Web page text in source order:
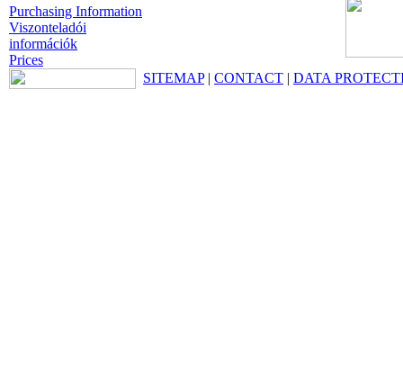
Purchasing Information
Viszonteladói
információk
Prices
SITEMAP| CONTACT | DATA